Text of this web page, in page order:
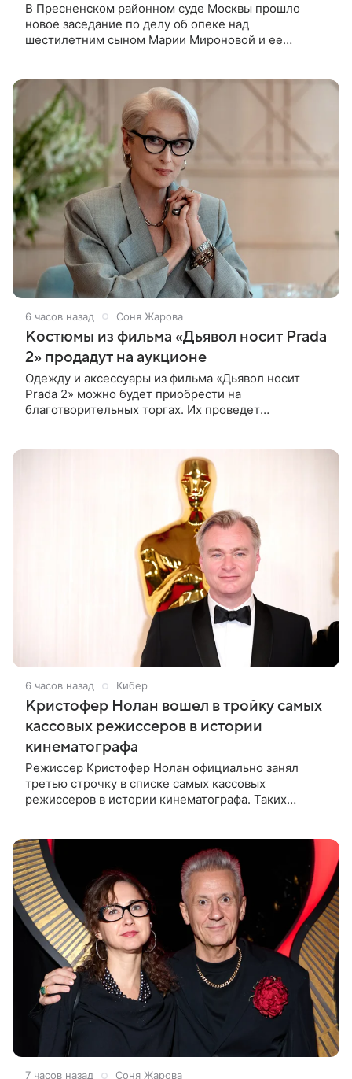
В Пресненском районном суде Москвы прошло
новое заседание по делу об опеке над
шестилетним сыном Марии Мироновой и ее
6 часов назад Соня Жарова
Костюмы из фильма «Дьявол носит Prada
2» продадут на аукционе
Одежду и аксессуары из фильма «Дьявол носит
Prada 2» можно будет приобрести на
благотворительных торгах. Их проведет
6 часов назад Кибер
Кристофер Нолан вошел в тройку самых
кассовых режиссеров в истории
кинематографа
Режиссер Кристофер Нолан официально занял
третью строчку в списке самых кассовых
режиссеров в истории кинематографа. Таких
7 часов назад Соня Жарова